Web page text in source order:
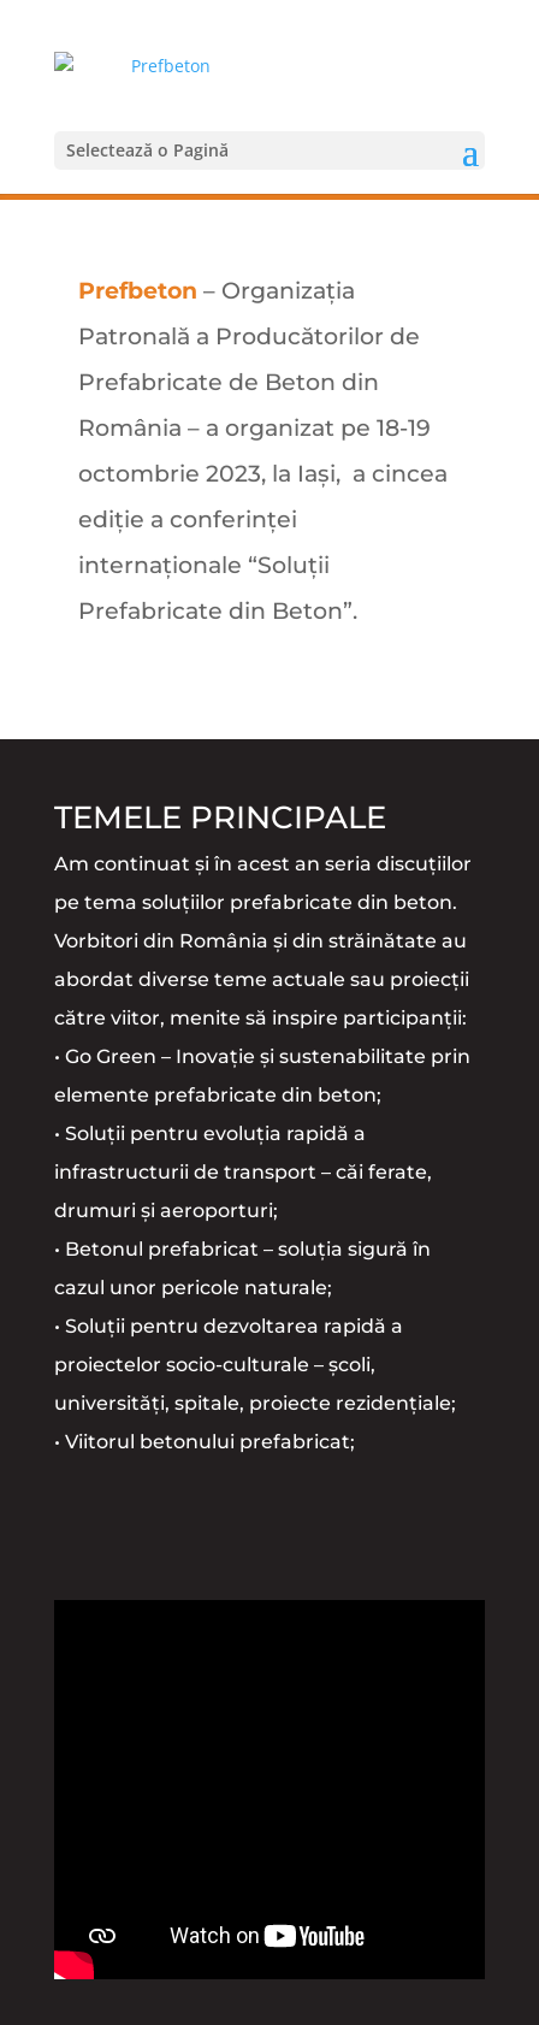
Selectează o Pagină
Prefbeton – Organizația
Patronală a Producătorilor de
Prefabricate de Beton din
România – a organizat pe 18-19
octombrie 2023, la Iași, a cincea
ediție a conferinței
internaționale “Soluții
Prefabricate din Beton”.
TEMELE PRINCIPALE
Am continuat și în acest an seria discuțiilor
pe tema soluțiilor prefabricate din beton.
Vorbitori din România și din străinătate au
abordat diverse teme actuale sau proiecții
către viitor, menite să inspire participanții:
• Go Green – Inovație și sustenabilitate prin
elemente prefabricate din beton;
• Soluții pentru evoluția rapidă a
infrastructurii de transport – căi ferate,
drumuri și aeroporturi;
• Betonul prefabricat – soluția sigură în
cazul unor pericole naturale;
• Soluții pentru dezvoltarea rapidă a
proiectelor socio-culturale – școli,
universități, spitale, proiecte rezidențiale;
• Viitorul betonului prefabricat;